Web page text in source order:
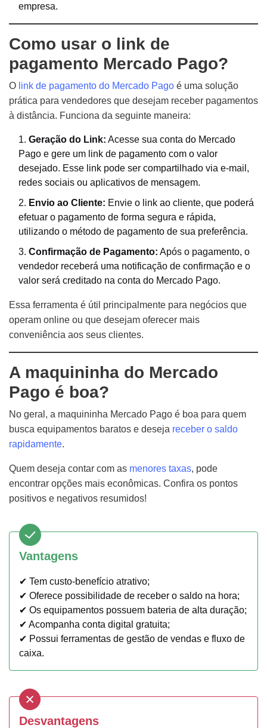
empresa.
Como usar o link de
pagamento Mercado Pago?
O link de pagamento do Mercado Pago é uma solução
prática para vendedores que desejam receber pagamentos
à distância. Funciona da seguinte maneira:
Geração do Link: Acesse sua conta do Mercado
Pago e gere um link de pagamento com o valor
desejado. Esse link pode ser compartilhado via e-mail,
redes sociais ou aplicativos de mensagem.
Envio ao Cliente: Envie o link ao cliente, que poderá
efetuar o pagamento de forma segura e rápida,
utilizando o método de pagamento de sua preferência.
Confirmação de Pagamento: Após o pagamento, o
vendedor receberá uma notificação de confirmação e o
valor será creditado na conta do Mercado Pago.
Essa ferramenta é útil principalmente para negócios que
operam online ou que desejam oferecer mais
conveniência aos seus clientes.
A maquininha do Mercado
Pago é boa?
No geral, a maquininha Mercado Pago é boa para quem
busca equipamentos baratos e deseja receber o saldo
rapidamente.
Quem deseja contar com as menores taxas, pode
encontrar opções mais econômicas. Confira os pontos
positivos e negativos resumidos!
Vantagens
✔ Tem custo-benefício atrativo;
✔ Oferece possibilidade de receber o saldo na hora;
✔ Os equipamentos possuem bateria de alta duração;
✔ Acompanha conta digital gratuita;
✔ Possui ferramentas de gestão de vendas e fluxo de
caixa.
Desvantagens